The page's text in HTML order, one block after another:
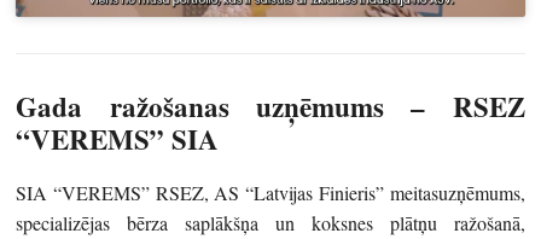
Gada ražošanas uzņēmums – RSEZ
“VEREMS” SIA
SIA “VEREMS” RSEZ, AS “Latvijas Finieris” meitasuzņēmums,
specializējas bērza saplākšņa un koksnes plātņu ražošanā,